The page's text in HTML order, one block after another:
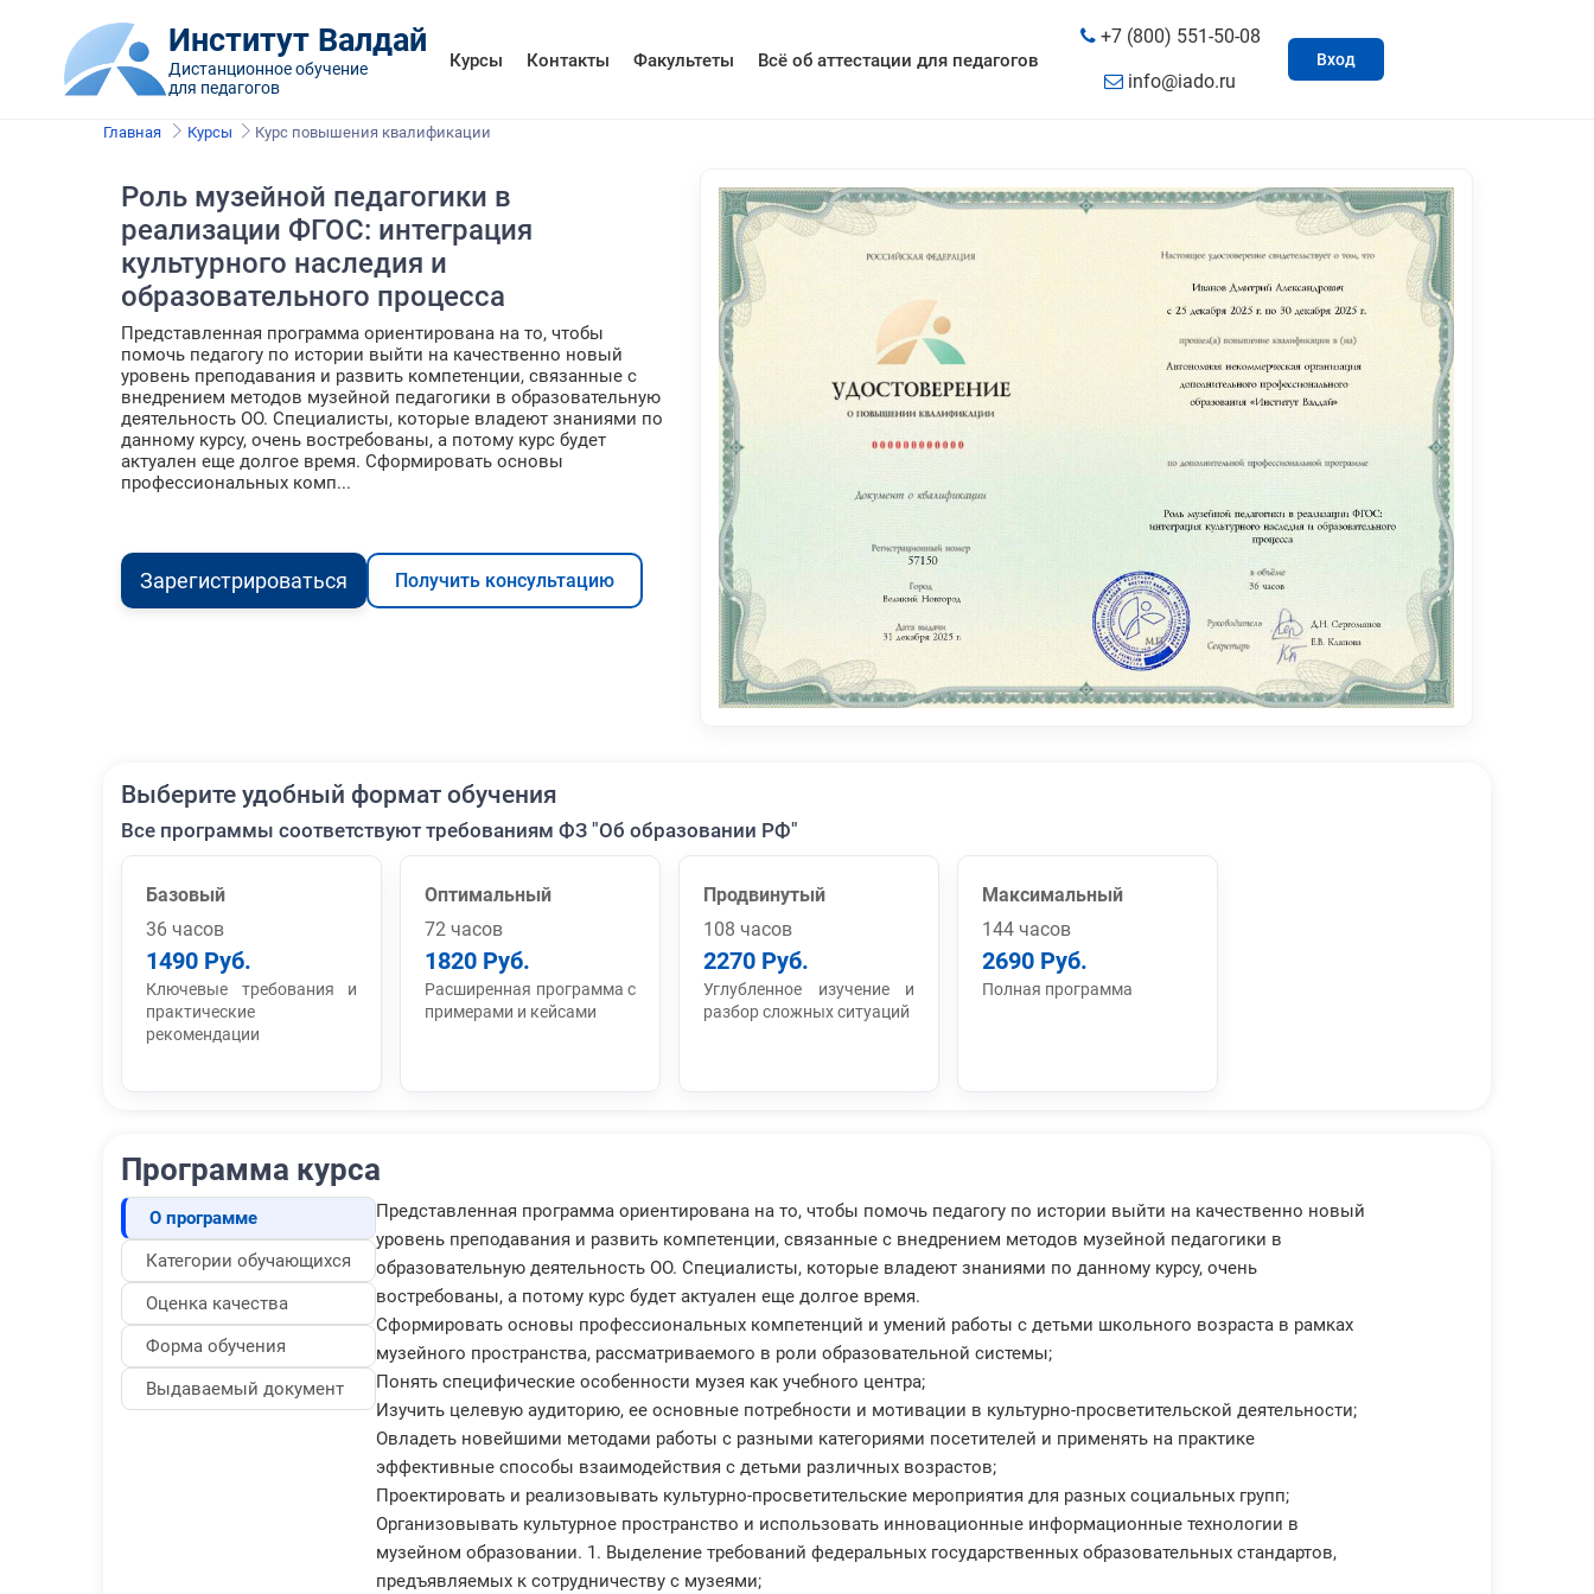
Институт Валдай
Дистанционное обучение
для педагогов
Курсы Контакты Факультеты Всё об аттестации для педагогов
+7 (800) 551-50-08
info@iado.ru
Вход
Главная Курсы Курс повышения квалификации
Роль музейной педагогики в
реализации ФГОС: интеграция
культурного наследия и
образовательного процесса
Представленная программа ориентирована на то, чтобы
помочь педагогу по истории выйти на качественно новый
уровень преподавания и развить компетенции, связанные с
внедрением методов музейной педагогики в образовательную
деятельность ОО. Cпециалисты, которые владеют знаниями по
данному курсу, очень востребованы, а потому курс будет
актуален еще долгое время. Сформировать основы
профессиональных комп...
Зарегистрироваться Получить консультацию
Выберите удобный формат обучения
Все программы соответствуют требованиям ФЗ "Об образовании РФ"
Базовый
36 часов
1490 Руб.
Ключевые требования и
практические
рекомендации
Оптимальный
72 часов
1820 Руб.
Расширенная программа с
примерами и кейсами
Продвинутый
108 часов
2270 Руб.
Углубленное изучение и
разбор сложных ситуаций
Максимальный
144 часов
2690 Руб.
Полная программа
Программа курса
О программе
Категории обучающихся
Оценка качества
Форма обучения
Выдаваемый документ
Представленная программа ориентирована на то, чтобы помочь педагогу по истории выйти на качественно новый
уровень преподавания и развить компетенции, связанные с внедрением методов музейной педагогики в
образовательную деятельность ОО. Cпециалисты, которые владеют знаниями по данному курсу, очень
востребованы, а потому курс будет актуален еще долгое время.
Сформировать основы профессиональных компетенций и умений работы с детьми школьного возраста в рамках
музейного пространства, рассматриваемого в роли образовательной системы;
Понять специфические особенности музея как учебного центра;
Изучить целевую аудиторию, ее основные потребности и мотивации в культурно-просветительской деятельности;
Овладеть новейшими методами работы с разными категориями посетителей и применять на практике
эффективные способы взаимодействия с детьми различных возрастов;
Проектировать и реализовывать культурно-просветительские мероприятия для разных социальных групп;
Организовывать культурное пространство и использовать инновационные информационные технологии в
музейном образовании. 1. Выделение требований федеральных государственных образовательных стандартов,
предъявляемых к сотрудничеству с музеями;